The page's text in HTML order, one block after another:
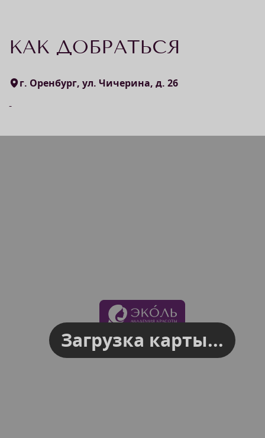
КАК ДОБРАТЬСЯ
г. Оренбург, ул. Чичерина, д. 26
-
Загрузка карты...